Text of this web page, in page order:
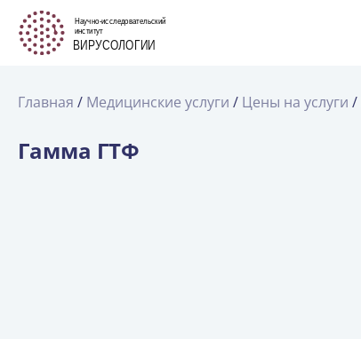
Главная Медицинские услуги Цены на услуги
Гамма ГТФ